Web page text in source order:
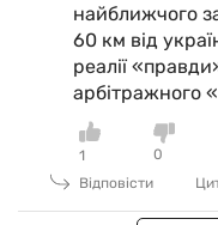
найближчого
60 км від
реалії
арбітражного
1
0
Відповісти